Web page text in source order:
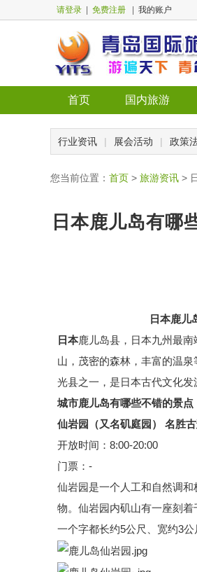
请登录 免费注册 我的账户
首页 国内旅游
行业资讯 | 展会活动 | 政策
您当前位置： 首页 > 旅游资讯 >
日本鹿儿岛有哪
日本鹿儿
日本鹿儿岛县，日本九州最
山，茂密的森林，丰富的温
光县之一，是日本古代文化发
城市鹿儿岛有哪些不错的景点
仙岩园（又名矶庭园） 名胜
开放时间：8:00-20:00
门票：-
仙岩园是一个人工和自然调
物。仙岩园内矶山有一座刻
一个字都长约5公尺、宽约3公